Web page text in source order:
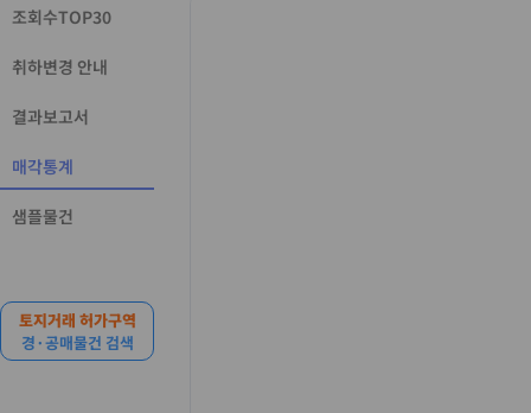
조회수TOP30
취하변경 안내
결과보고서
매각통계
샘플물건
토지거래 허가구역
경·공매물건 검색